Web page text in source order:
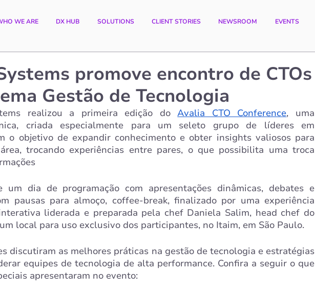
WE ARE DX HUB SOLUTIONS CLIENT STORIES NEWSROOM EVENTS
promove encontro de CTOs
Gestão de Tecnologia
realizou a primeira edição do Avalia CTO Conference, uma
criada especialmente para um seleto grupo de líderes em
o objetivo de expandir conhecimento e obter insights valiosos para
trocando experiências entre pares, o que possibilita uma troca
um dia de programação com apresentações dinâmicas, debates e
pausas para almoço, coffee-break, finalizado por uma experiência
local para uso exclusivo dos participantes, no Itaim, em São Paulo.
discutiram as melhores práticas na gestão de tecnologia e estratégias
equipes de tecnologia de alta performance. Confira a seguir o que
apresentaram no evento: